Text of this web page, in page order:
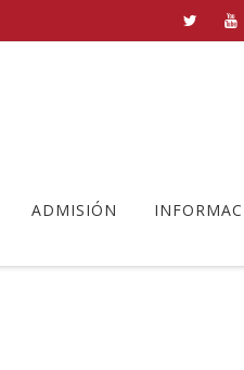
ADMISIÓN